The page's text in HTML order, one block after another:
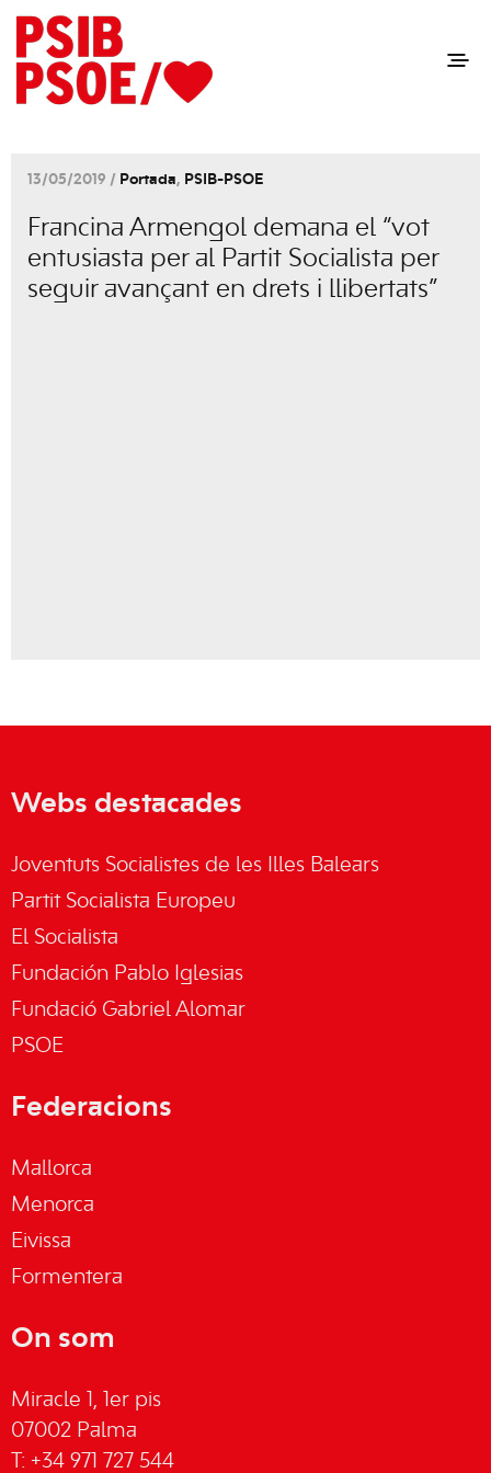
13/05/2019 / Portada, PSIB-PSOE
Francina Armengol demana el “vot
entusiasta per al Partit Socialista per
seguir avançant en drets i llibertats”
Webs destacades
Joventuts Socialistes de les Illes Balears
Partit Socialista Europeu
El Socialista
Fundación Pablo Iglesias
Fundació Gabriel Alomar
PSOE
Federacions
Mallorca
Menorca
Eivissa
Formentera
On som
Miracle 1, 1er pis
07002 Palma
T: +34 971 727 544